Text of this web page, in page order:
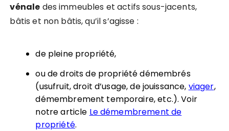
vénale des immeubles et actifs sous-jacents,
bâtis et non bâtis, qu’il s’agisse :
de pleine propriété,
ou de droits de propriété démembrés
(usufruit, droit d’usage, de jouissance, viager,
démembrement temporaire, etc.). Voir
notre article Le démembrement de
propriété.